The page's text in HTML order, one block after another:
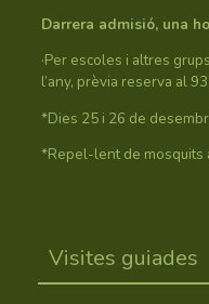
Darrera admisió, una
·Per escoles i altres
l’any, prèvia reserva al
*Dies 25 i 26 de
*Repel-lent de mosquits
Visites guiades